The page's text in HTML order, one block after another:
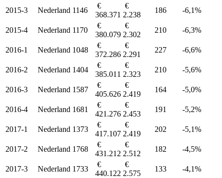
2015-3 Nederland 1146
€
368.371
€
2.238
186 -6,1%
2015-4 Nederland 1170
€
380.079
€
2.302
210 -6,3%
2016-1 Nederland 1048
€
372.286
€
2.291
227 -6,6%
2016-2 Nederland 1404
€
385.011
€
2.323
210 -5,6%
2016-3 Nederland 1587
€
405.626
€
2.419
164 -5,0%
2016-4 Nederland 1681
€
421.276
€
2.453
191 -5,2%
2017-1 Nederland 1373
€
417.107
€
2.419
202 -5,1%
2017-2 Nederland 1768
€
431.212
€
2.512
182 -4,5%
2017-3 Nederland 1733
€
440.122
€
2.575
133 -4,1%